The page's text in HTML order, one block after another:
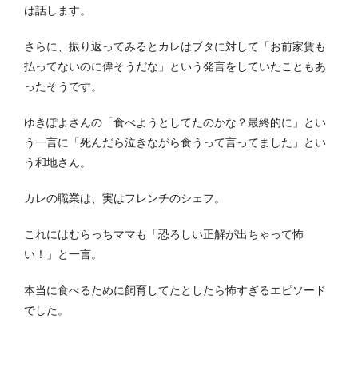
は話します。
さらに、振り返ってみるとカレはブタに対して「お前家賃も
払ってないのに偉そうだな」という発言をしていたこともあ
ったそうです。
ゆきぽよさんの「食べようとしてたのかな？最終的に」とい
う一言に「死んだら泣きながら食うって言ってました」とい
う和地さん。
カレの職業は、実はフレンチのシェフ。
これにはむらっちママも「恐ろしい正解が出ちゃって怖
い！」と一言。
本当に食べるために飼育してたとしたら怖すぎるエピソード
でした。